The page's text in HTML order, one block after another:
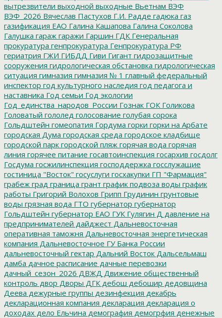
вытрезвители выходной выходные Вьетнам ВЭФ
ВЭФ_2026 Вячеслав Пастухов Г.И. Радде гадюка газ
газификация ЕАО Галина Кашапова Галина Соколова
Галушка гараж гаражи Гаршин ГДК Генеральная
прокуратура генпрокуратура Генпрокуратура РФ
гериатрия ГЖИ ГИБДД Гиви Гигант гидрозащитные
сооружения гидрологическая обстановка гидрологическая
ситуация гимназия гимназия № 1 главный федеральный
инспектор год культурного наследия год педагога и
наставника Год семьи Год экологии
Год_единства_народов_России Гознак ГОК Голикова
Головатый гололед голосование голубая сорока
Гольдштейн гомеопатия Гордума горки горки на Арбате
городская Дума городская среда городское кладбище
городской парк городской пляж горячая вода горячая
линия горячее питание госавтоинспекция госархив госдолг
Госдума госжилинспекция господдержка госслужащие
гостиница "Восток" госуслуги госхакупки ГП "Фармация"
грабеж град граница грант график подвоза воды график
работы Григорий Волохов Грипп Грудинин грунтовые
воды грязная вода ГТО губернатор губернатор
Гольдштейн губернатор ЕАО ГУК Гулягин Д давление на
предпринимателей дайджест Дальневосточная
оперативная таможня Дальневосточная энергетическая
компания Дальневосточное ГУ Банка России
дальневосточный гектар Дальний Восток Дальсельмаш
дамба дачное расписание дачные перевозки
дачный_сезон_2026 ДВЖД Движение общественный
контроль двор Дворы ДГК дебош дебошир дедовщина
Деева дежурные группы дезинфекция декабрь
декларационная компания декларация декларация о
доходах дело Ельчина демография демогрфия денежные